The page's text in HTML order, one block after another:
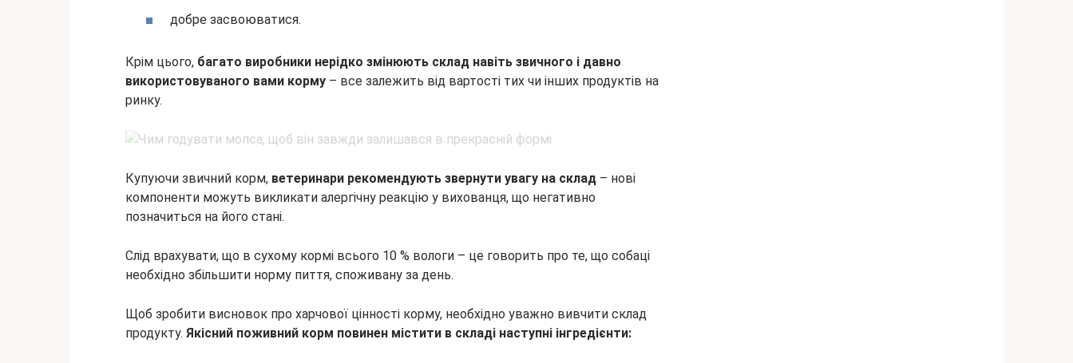
добре засвоюватися.
Крім цього, багато виробники нерідко змінюють склад навіть звичного і давно
використовуваного вами корму – все залежить від вартості тих чи інших продуктів на
ринку.
Купуючи звичний корм, ветеринари рекомендують звернути увагу на склад – нові
компоненти можуть викликати алергічну реакцію у вихованця, що негативно
позначиться на його стані.
Слід врахувати, що в сухому кормі всього 10 % вологи – це говорить про те, що собаці
необхідно збільшити норму пиття, споживану за день.
Щоб зробити висновок про харчової цінності корму, необхідно уважно вивчити склад
продукту. Якісний поживний корм повинен містити в складі наступні інгредієнти: